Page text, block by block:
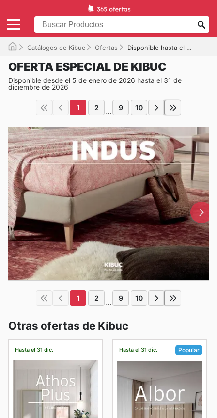
Catálogos de Kibuc Ofertas Disponible hasta el 31/12/2026
OFERTA ESPECIAL DE KIBUC
Disponible desde el 5 de enero de 2026 hasta el 31 de
diciembre de 2026
1 2 ... 9 10
1 2 ... 9 10
Otras ofertas de Kibuc
Hasta el 31 dic. Hasta el 31 dic. Popular